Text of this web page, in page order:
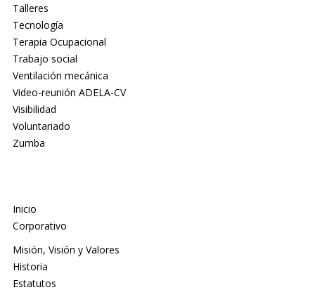
Talleres
Tecnología
Terapia Ocupacional
Trabajo social
Ventilación mecánica
Video-reunión ADELA-CV
Visibilidad
Voluntariado
Zumba
Inicio
Corporativo
Misión, Visión y Valores
Historia
Estatutos